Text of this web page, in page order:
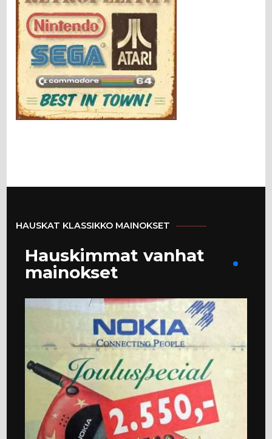
HAUSKAT KLASSIKKO MAINOKSET
Hauskimmat vanhat
mainokset